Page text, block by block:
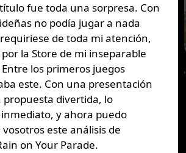
fue toda una sorpresa. Con
no podía jugar a nada
de toda mi atención,
la Store de mi inseparable
Entre los primeros juegos
este. Con una presentación
propuesta divertida, lo
y ahora puedo
este análisis de
on Your Parade.